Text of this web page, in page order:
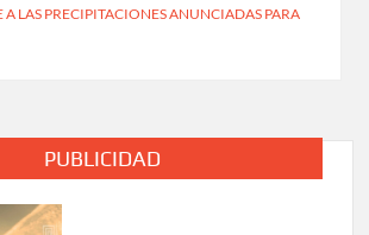
A LAS PRECIPITACIONES ANUNCIADAS PARA
PUBLICIDAD